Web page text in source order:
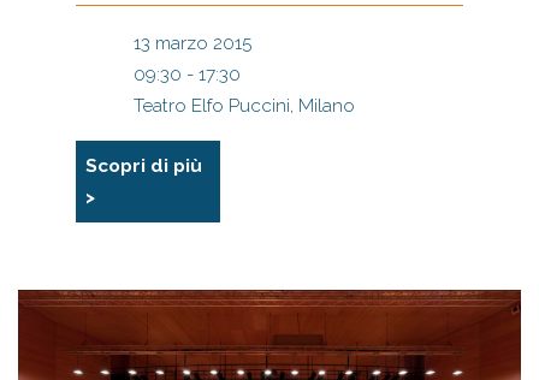
13 marzo 2015
09:30 - 17:30
Teatro Elfo Puccini, Milano
Scopri di più
>